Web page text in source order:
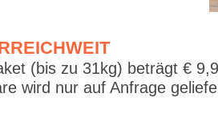
(bis zu 31kg) beträgt €
wird nur auf Anfrage